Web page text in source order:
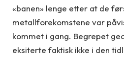
«banen» lenge etter at de
metallforekomstene var
kommet i gang. Begrepet
eksiterte faktisk ikke i den